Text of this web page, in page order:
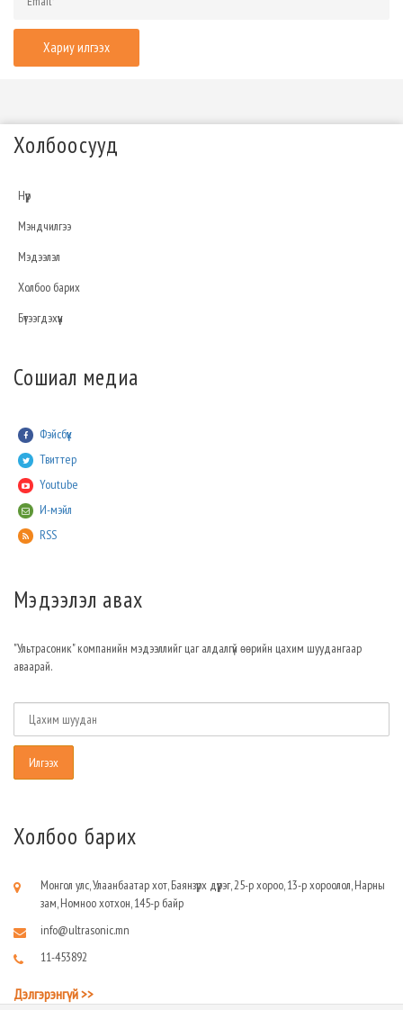
Холбоосууд
Нүүр
Мэндчилгээ
Мэдээлэл
Холбоо барих
Бүтээгдэхүүн
Сошиал медиа
Фэйсбүүк
Твиттер
Youtube
И-мэйл
RSS
Мэдээлэл авах
"Ультрасоник" компанийн мэдээллийг цаг алдалгүй өөрийн цахим шуудангаар
аваарай.
Холбоо барих
Монгол улс, Улаанбаатар хот, Баянзүрх дүүрэг, 25-р хороо, 13-р хороолол, Нарны
зам, Номноо хотхон, 145-р байр
info@ultrasonic.mn
11-453892
Дэлгэрэнгүй >>